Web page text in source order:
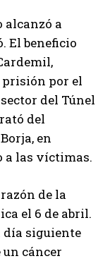
alcanzó a
El beneficio
prisión por el
del Túnel
del
en
a las víctimas.
de la
el 6 de abril.
día siguiente
cáncer